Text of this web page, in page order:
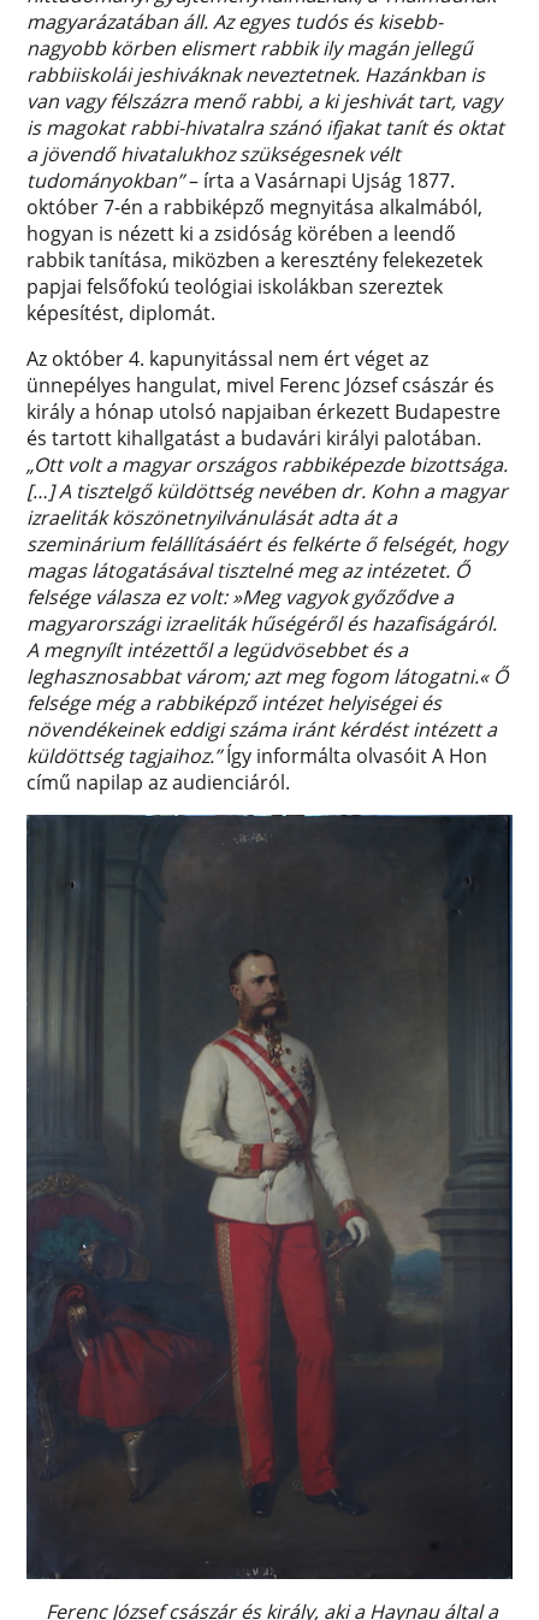
magyarázatában áll. Az egyes tudós és kisebb-
nagyobb körben elismert rabbik ily magán jellegű
rabbiiskolái jeshiváknak neveztetnek. Hazánkban is
van vagy félszázra menő rabbi, a ki jeshivát tart, vagy
is magokat rabbi-hivatalra szánó ifjakat tanít és oktat
a jövendő hivatalukhoz szükségesnek vélt
tudományokban”– írta a Vasárnapi Ujság 1877.
október 7-én a rabbiképző megnyitása alkalmából,
hogyan is nézett ki a zsidóság körében a leendő
rabbik tanítása, miközben a keresztény felekezetek
papjai felsőfokú teológiai iskolákban szereztek
képesítést, diplomát.
Az október 4. kapunyitással nem ért véget az
ünnepélyes hangulat, mivel Ferenc József császár és
király a hónap utolsó napjaiban érkezett Budapestre
és tartott kihallgatást a budavári királyi palotában.
„Ott volt a magyar országos rabbiképezde bizottsága.
[…] A tisztelgő küldöttség nevében dr. Kohn a magyar
izraeliták köszönetnyilvánulását adta át a
szeminárium felállításáért és felkérte ő felségét, hogy
magas látogatásával tisztelné meg az intézetet. Ő
felsége válasza ez volt: »Meg vagyok győződve a
magyarországi izraeliták hűségéről és hazafiságáról.
A megnyílt intézettől a legüdvösebbet és a
leghasznosabbat várom; azt meg fogom látogatni.« Ő
felsége még a rabbiképző intézet helyiségei és
növendékeinek eddigi száma iránt kérdést intézett a
küldöttség tagjaihoz.”Így informálta olvasóit A Hon
című napilap az audienciáról.
Ferenc József császár és király, aki a Haynau által a